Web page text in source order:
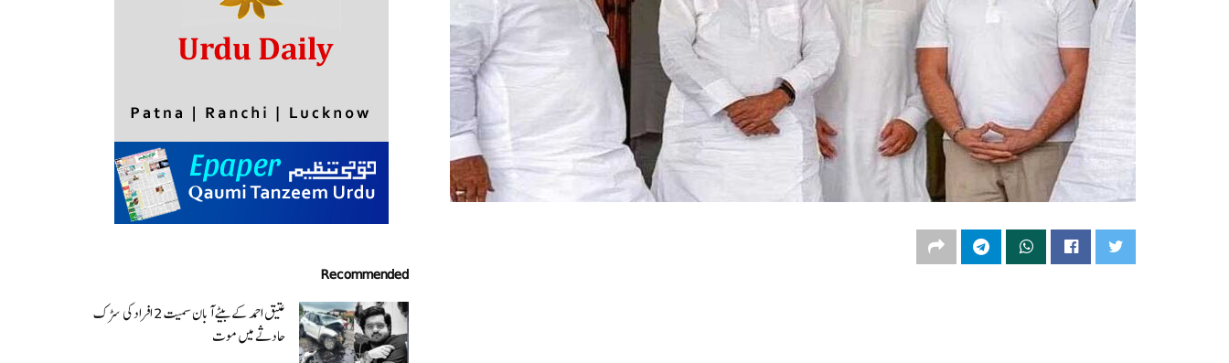
Recommended
عتیق احمد کے بیٹے آبان سمیت 2 افراد کی سڑک
حادثے میں موت